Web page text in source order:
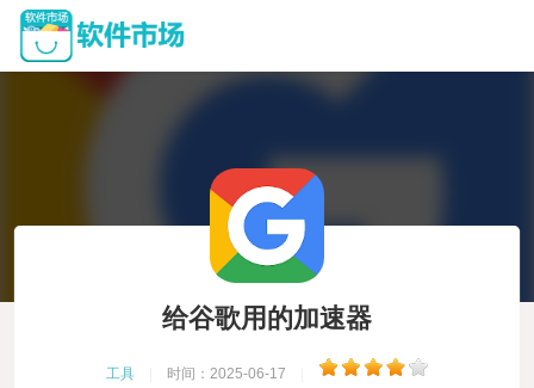
给谷歌用的加速器
工具 时间：2025-06-17